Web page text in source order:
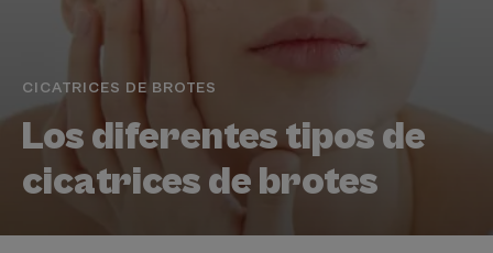
CICATRICES DE BROTES
Los diferentes tipos de
cicatrices de brotes